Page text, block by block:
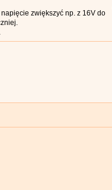
zwiększyć np. z 16V do